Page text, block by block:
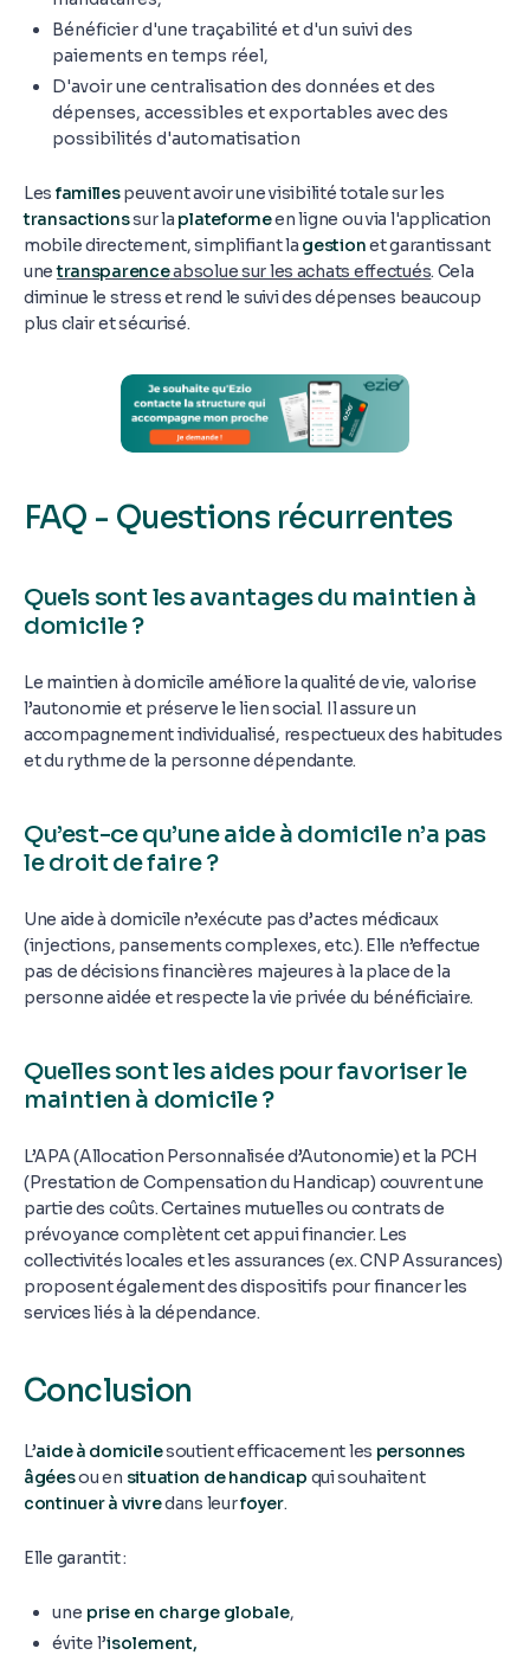
Bénéficier d'une traçabilité et d'un suivi des
paiements en temps réel,
D'avoir une centralisation des données et des
dépenses, accessibles et exportables avec des
possibilités d'automatisation
Les famillespeuvent avoir une visibilité totale sur les
transactionssur la plateformeen ligne ou via l'application
mobile directement, simplifiant la gestionet garantissant
unetransparenceabsolue sur les achats effectués. Cela
diminue le stress et rend le suivi des dépenses beaucoup
plus clair et sécurisé.
FAQ - Questions récurrentes
Quels sont les avantages du maintien à
domicile ?
Le maintien à domicile améliore la qualité de vie, valorise
l’autonomie et préserve le lien social. Il assure un
accompagnement individualisé, respectueux des habitudes
et du rythme de la personne dépendante.
Qu’est-ce qu’une aide à domicile n’a pas
le droit de faire ?
Une aide à domicile n’exécute pas d’actes médicaux
(injections, pansements complexes, etc.). Elle n’effectue
pas de décisions financières majeures à la place de la
personne aidée et respecte la vie privée du bénéficiaire.
Quelles sont les aides pour favoriser le
maintien à domicile ?
L’APA (Allocation Personnalisée d’Autonomie) et la PCH
(Prestation de Compensation du Handicap) couvrent une
partie des coûts. Certaines mutuelles ou contrats de
prévoyance complètent cet appui financier. Les
collectivités locales et les assurances (ex. CNP Assurances)
proposent également des dispositifs pour financer les
services liés à la dépendance.
Conclusion
L’aide à domicilesoutient efficacement les personnes
âgéesou en situation de handicap qui souhaitent
continuer à vivredans leurfoyer.
Elle garantit :
une prise en charge globale,
évite l’isolement,